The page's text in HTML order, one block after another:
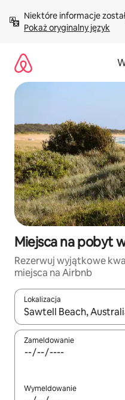
treści Pokaż oryginalny język
Miejsca na pobyt
Rezerwuj wyjątkowe
miejsca na Airbnb
Lokalizacja
Gdy wyniki będą
Zameldowanie
Wymeldowanie